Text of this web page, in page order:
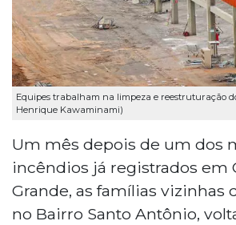
Equipes trabalham na limpeza e reestruturação
Henrique Kawaminami)
Um mês depois de um dos
incêndios já registrados em
Grande, as famílias vizinhas
no Bairro Santo Antônio,